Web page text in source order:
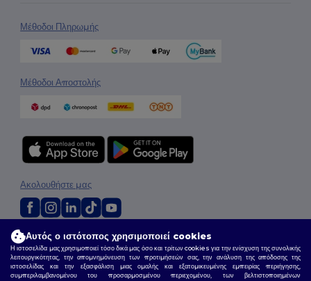
Μέθοδοι Πληρωμής
Μέθοδοι Αποστολής
2026. Όλα τα Δικαιώματα Διατηρούνται
Όροι & Προϋποθέσεις| Πολιτική Απορρήτου |Πολιτική για τα Cookies| Site Map
Ακολουθήστε μας
Αυτός ο ιστότοπος χρησιμοποιεί cookies
Η ιστοσελίδα μας χρησιμοποιεί τόσο δικά μας όσο και τρίτων cookies για την ενίσχυση της συνολικής
λειτουργικότητας, την απομνημόνευση των προτιμήσεών σας, την ανάλυση της απόδοσης της
ιστοσελίδας και την εξασφάλιση μιας ομαλής και εξατομικευμένης εμπειρίας περιήγησης,
συμπεριλαμβανομένου του προσαρμοσμένου περιεχομένου, των βελτιστοποιημένων